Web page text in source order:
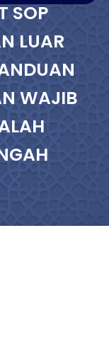
SOP
LUAR
WAJIB